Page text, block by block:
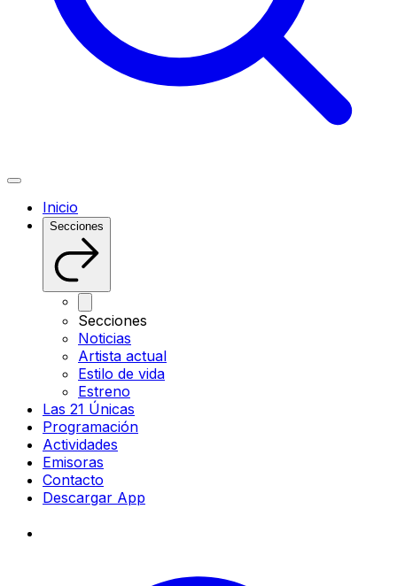
Inicio
Secciones
Secciones
Noticias
Artista actual
Estilo de vida
Estreno
Las 21 Únicas
Programación
Actividades
Emisoras
Contacto
Descargar App